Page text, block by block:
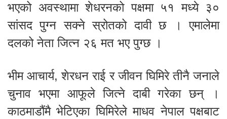
भएको अवस्थामा शेधरनको पक्षमा ५१ मध्ये ३०
सांसद पुग्न सक्ने स्रोतको दावी छ । एमालेमा
दलको नेता जित्न २६ मत भए पुग्छ ।
भीम आचार्य, शेरधन राई र जीवन घिमिरे तीनै जनाले
चुनाव भएमा आफूले जित्ने दाबी गरेका छन् ।
काठमाडौंमै भेटिएका घिमिरेले माधव नेपाल पक्षबाट